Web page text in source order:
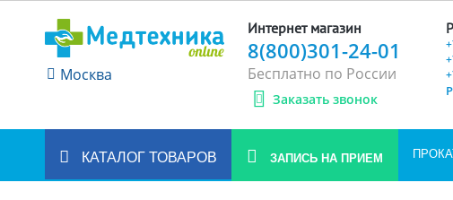
Москва
Интернет магазин
8(800)301-24-01
Бесплатно по России
Заказать звонок
КАТАЛОГ ТОВАРОВ ЗАПИСЬ НА ПРИЕМ